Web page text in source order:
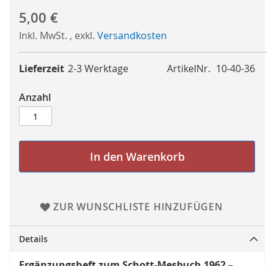
5,00 €
Inkl. MwSt. , exkl. Versandkosten
ArtikelNr. 10-40-36
Lieferzeit 2-3 Werktage
Anzahl
In den Warenkorb
ZUR WUNSCHLISTE HINZUFÜGEN
Details